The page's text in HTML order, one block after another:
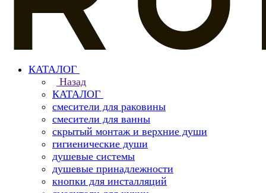
КАТАЛОГ
Назад
КАТАЛОГ
смесители для раковины
смесители для ванны
скрытый монтаж и верхние души
гигиенические души
душевые системы
душевые принадлежности
кнопки для инсталляций